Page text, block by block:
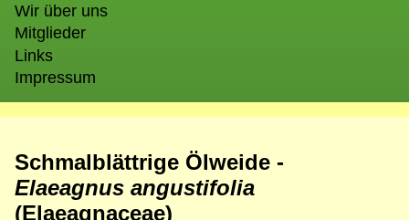
Wir über uns
Mitglieder
Links
Impressum
Schmalblättrige Ölweide -
Elaeagnus angustifolia
(Elaeagnaceae)